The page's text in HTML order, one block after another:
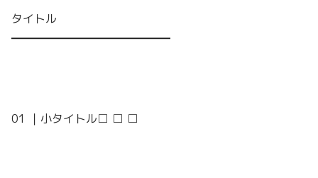
タイトル
━━━━━━━━━━━━━━
01 ｜小タイトル□ □ □